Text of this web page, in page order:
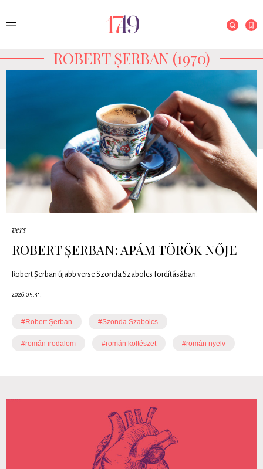
ROBERT ȘERBAN (1970)
vers
ROBERT ȘERBAN: APÁM TÖRÖK NŐJE
Robert Șerban újabb verse Szonda Szabolcs fordításában.
2026.05.31.
#Robert Șerban #Szonda Szabolcs
#román irodalom #román költészet #román nyelv